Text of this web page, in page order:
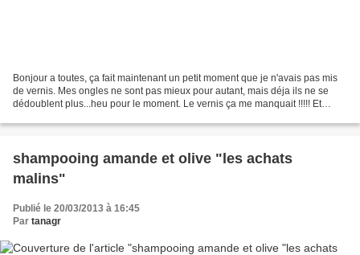
Bonjour a toutes, ça fait maintenant un petit moment que je n'avais pas mis
de vernis. Mes ongles ne sont pas mieux pour autant, mais déja ils ne se
dédoublent plus...heu pour le moment. Le vernis ça me manquait !!!!! Et
shampooing amande et olive "les achats
malins"
Publié le 20/03/2013 à 16:45
Par tanagr